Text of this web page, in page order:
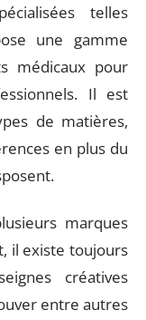
telles
une gamme
médicaux pour
Il est
de matières,
en plus du
marques
il existe toujours
créatives
entre autres